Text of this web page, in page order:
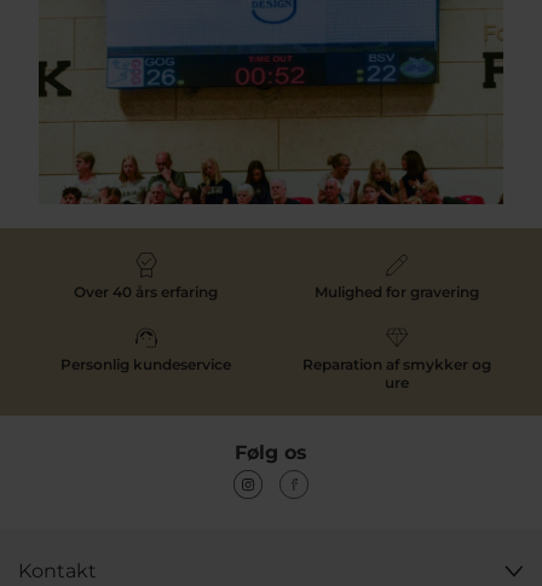
Over 40 års erfaring Mulighed for gravering
Personlig kundeservice
Reparation af smykker og
ure
Følg os
Kontakt